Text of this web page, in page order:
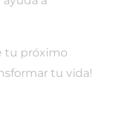
tu próximo
tu vida!